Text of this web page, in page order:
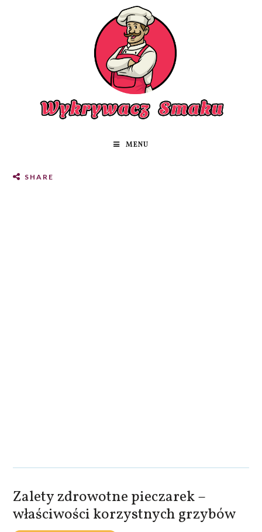
MENU
SHARE
Zalety zdrowotne pieczarek –
właściwości korzystnych grzybów